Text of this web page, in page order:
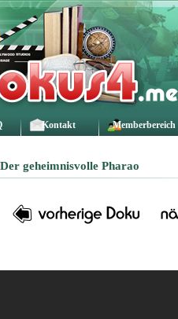
Kontakt Memberbereich
geheimnisvolle Pharao